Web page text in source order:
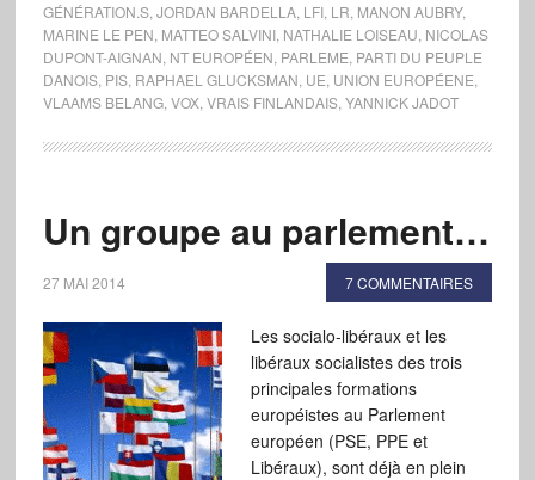
GÉNÉRATION.S, JORDAN BARDELLA, LFI, LR MANON AUBRY,
MARINE LE PEN MATTEO SALVINI, NATHALIE LOISEAU NICOLAS
DUPONT-AIGNAN NT EUROPÉEN PARLEME PARTI DU PEUPLE
DANOIS, PIS, RAPHAEL GLUCKSMAN UE UNION EUROPÉENE
VLAAMS BELANG, VOX, VRAIS FINLANDAIS, YANNICK JADOT
Un groupe au parlement…
27 MAI 2014 7 COMMENTAIRES
Les socialo-libéraux et les
libéraux socialistes des trois
principales formations
européistes au Parlement
européen (PSE, PPE et
Libéraux), sont déjà en plein